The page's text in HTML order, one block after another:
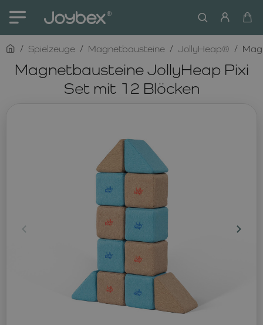
Magnetbausteine JollyHeap Pixi
Set mit 12 Blöcken
homeSpielzeuge Magnetbausteine JollyHeap®